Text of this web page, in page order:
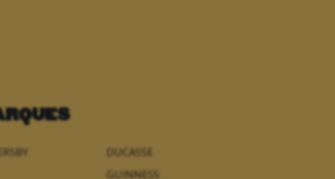
DUCASSE
GUINNESS